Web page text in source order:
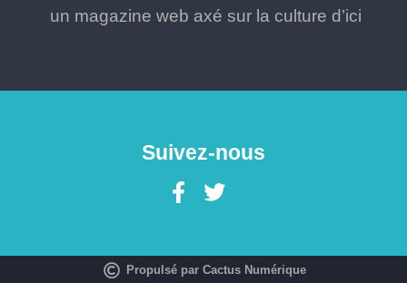
un magazine web axé sur la culture d’ici
Suivez-nous
Propulsé par Cactus Numérique